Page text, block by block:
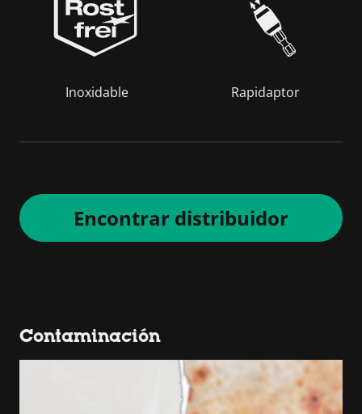
Inoxidable Rapidaptor
Encontrar distribuidor
Contaminación